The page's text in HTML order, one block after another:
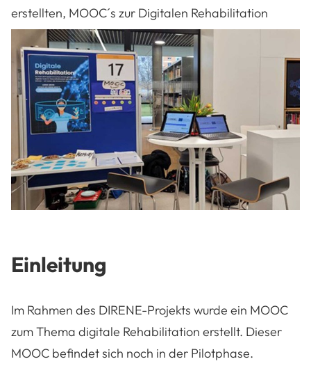
erstellten, MOOC´s zur Digitalen Rehabilitation
Einleitung
Im Rahmen des DIRENE-Projekts wurde ein MOOC
zum Thema digitale Rehabilitation erstellt. Dieser
MOOC befindet sich noch in der Pilotphase.